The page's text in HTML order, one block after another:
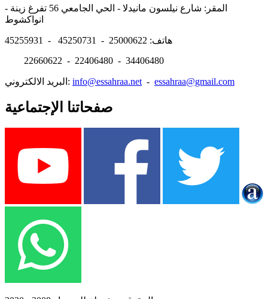
المقر: شارع نيلسون مانيدلا - الحي الجامعي 56 تفرغ زينة -
هاتف: 25000622 - 45250731 - 45255931
22660622 - 22406480 - 34406480
البريد الالكتروني: info@essahraa.net - essahraa@gmail.com
صفحاتنا الإجتماعية